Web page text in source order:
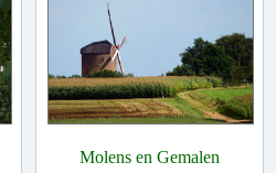
Molens en Gemalen